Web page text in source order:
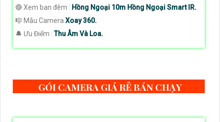
🔴 Xem ban đêm : Hồng Ngoại 10m Hồng Ngoại Smart IR.
🎼️ Mẫu Camera Xoay 360.
️🔔 Ưu Điểm :Thu Âm Và Loa.
GÓI CAMERA GIÁ RẺ BÁN CHẠY